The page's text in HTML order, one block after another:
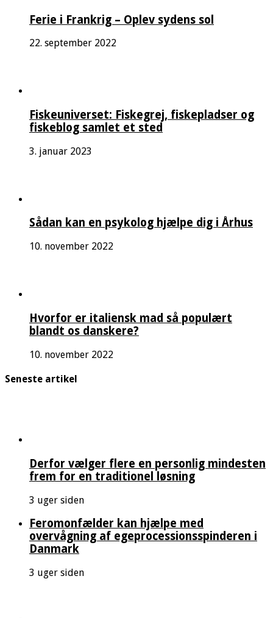
Ferie i Frankrig – Oplev sydens sol
22. september 2022
Fiskeuniverset: Fiskegrej, fiskepladser og
fiskeblog samlet et sted
3. januar 2023
Sådan kan en psykolog hjælpe dig i Århus
10. november 2022
Hvorfor er italiensk mad så populært
blandt os danskere?
10. november 2022
Seneste artikel
Derfor vælger flere en personlig mindesten
frem for en traditionel løsning
3 uger siden
Feromonfælder kan hjælpe med
overvågning af egeprocessionsspinderen i
Danmark
3 uger siden